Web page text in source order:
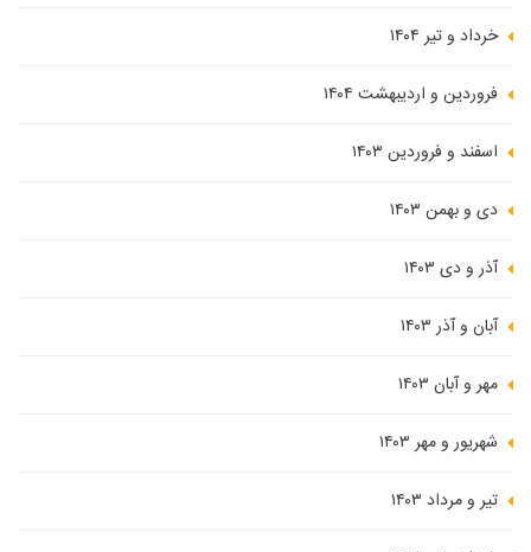
خرداد و تیر ۱۴۰۴
فروردین و اردیبهشت ۱۴۰۴
اسفند و فروردین ۱۴۰۳
دی و بهمن ۱۴۰۳
آذر و دی ۱۴۰۳
آبان و آذر ۱۴۰۳
مهر و آبان ۱۴۰۳
شهریور و مهر ۱۴۰۳
تیر و مرداد ۱۴۰۳